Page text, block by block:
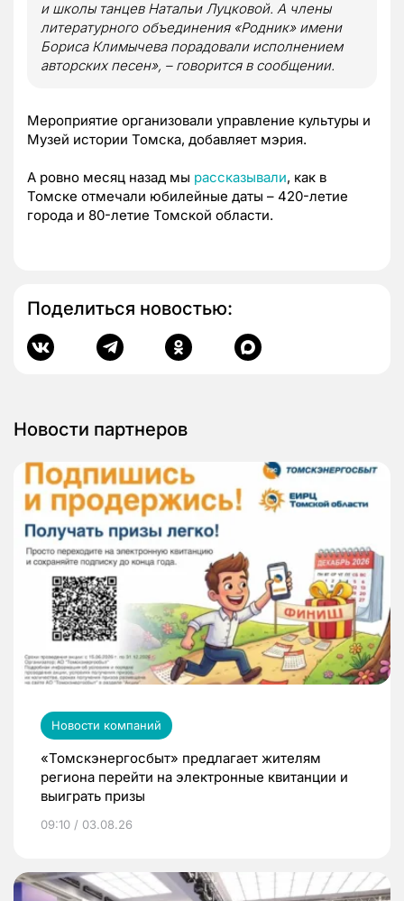
и школы танцев Натальи Луцковой. А члены
литературного объединения «Родник» имени
Бориса Климычева порадовали исполнением
авторских песен», – говорится в сообщении.
Мероприятие организовали управление культуры и
Музей истории Томска, добавляет мэрия.
А ровно месяц назад мы рассказывали, как в
Томске отмечали юбилейные даты – 420-летие
города и 80-летие Томской области.
Поделиться новостью:
Новости партнеров
Новости компаний
«Томскэнергосбыт» предлагает жителям
региона перейти на электронные квитанции и
выиграть призы
09:10 / 03.08.26